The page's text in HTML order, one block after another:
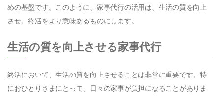
めの基盤です。このように、家事代行の活用は、生活の質を向上
させ、終活をより意味あるものにします。
生活の質を向上させる家事代行
終活において、生活の質を向上させることは非常に重要です。特
におひとりさまにとって、日々の家事が負担になることがありま